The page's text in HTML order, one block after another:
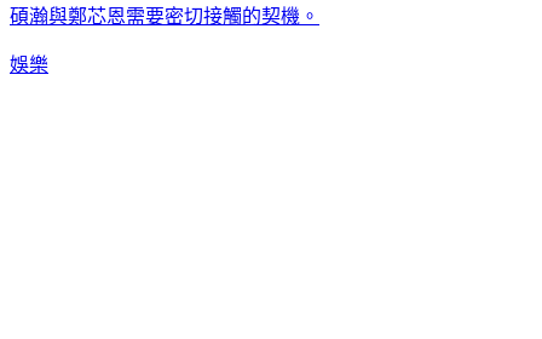
碩瀚與鄭芯恩需要密切接觸的契機。
娛樂